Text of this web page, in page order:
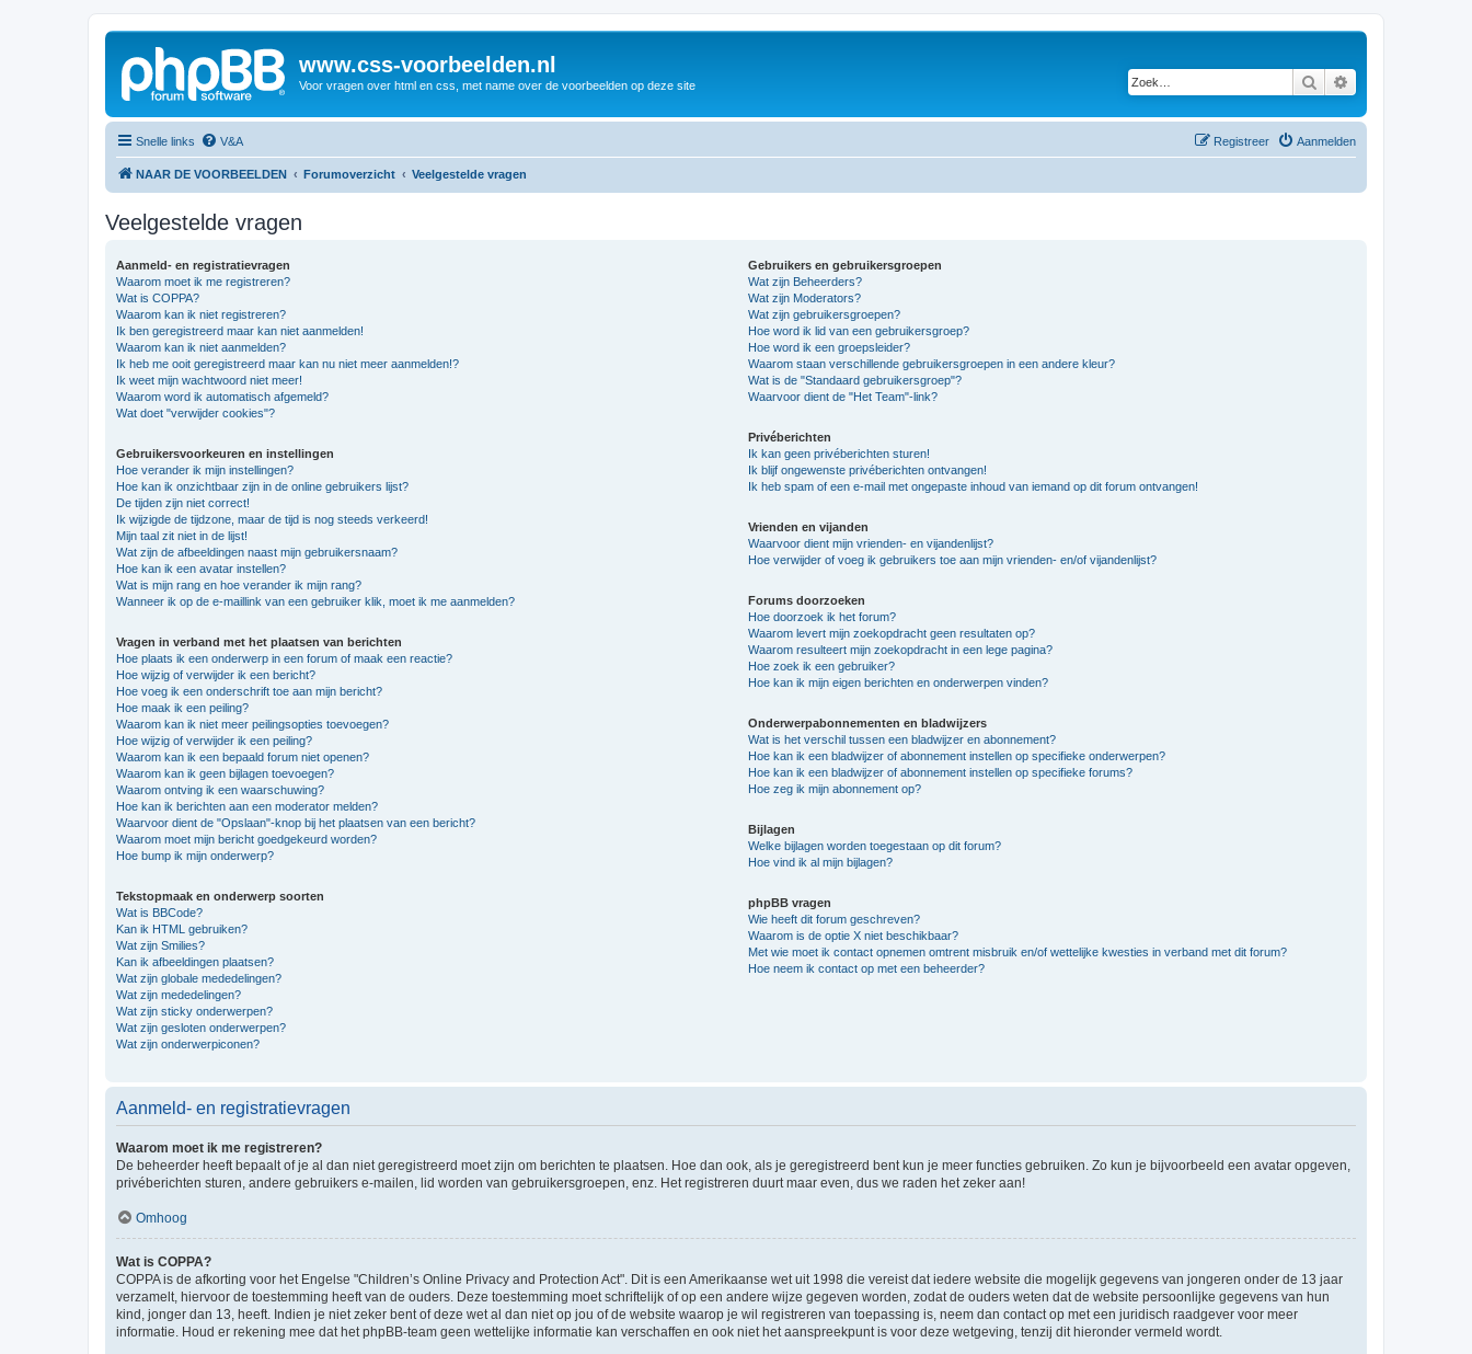
www.css-voorbeelden.nl
Voor vragen over html en css, met name over de voorbeelden op deze site Zoek
Snelle links V&A Aanmelden
Registreer
NAAR DE VOORBEELDEN Forumoverzicht Veelgestelde vragen
Veelgestelde vragen
Aanmeld- en registratievragen
Waarom moet ik me registreren?
Wat is COPPA?
Waarom kan ik niet registreren?
Ik ben geregistreerd maar kan niet aanmelden!
Waarom kan ik niet aanmelden?
Ik heb me ooit geregistreerd maar kan nu niet meer aanmelden!?
Ik weet mijn wachtwoord niet meer!
Waarom word ik automatisch afgemeld?
Wat doet "verwijder cookies"?
Gebruikersvoorkeuren en instellingen
Hoe verander ik mijn instellingen?
Hoe kan ik onzichtbaar zijn in de online gebruikers lijst?
De tijden zijn niet correct!
Ik wijzigde de tijdzone, maar de tijd is nog steeds verkeerd!
Mijn taal zit niet in de lijst!
Wat zijn de afbeeldingen naast mijn gebruikersnaam?
Hoe kan ik een avatar instellen?
Wat is mijn rang en hoe verander ik mijn rang?
Wanneer ik op de e-maillink van een gebruiker klik, moet ik me aanmelden?
Vragen in verband met het plaatsen van berichten
Hoe plaats ik een onderwerp in een forum of maak een reactie?
Hoe wijzig of verwijder ik een bericht?
Hoe voeg ik een onderschrift toe aan mijn bericht?
Hoe maak ik een peiling?
Waarom kan ik niet meer peilingsopties toevoegen?
Hoe wijzig of verwijder ik een peiling?
Waarom kan ik een bepaald forum niet openen?
Waarom kan ik geen bijlagen toevoegen?
Waarom ontving ik een waarschuwing?
Hoe kan ik berichten aan een moderator melden?
Waarvoor dient de "Opslaan"-knop bij het plaatsen van een bericht?
Waarom moet mijn bericht goedgekeurd worden?
Hoe bump ik mijn onderwerp?
Tekstopmaak en onderwerp soorten
Wat is BBCode?
Kan ik HTML gebruiken?
Wat zijn Smilies?
Kan ik afbeeldingen plaatsen?
Wat zijn globale mededelingen?
Wat zijn mededelingen?
Wat zijn sticky onderwerpen?
Wat zijn gesloten onderwerpen?
Wat zijn onderwerpiconen?
Gebruikers en gebruikersgroepen
Wat zijn Beheerders?
Wat zijn Moderators?
Wat zijn gebruikersgroepen?
Hoe word ik lid van een gebruikersgroep?
Hoe word ik een groepsleider?
Waarom staan verschillende gebruikersgroepen in een andere kleur?
Wat is de "Standaard gebruikersgroep"?
Waarvoor dient de "Het Team"-link?
Privéberichten
Ik kan geen privéberichten sturen!
Ik blijf ongewenste privéberichten ontvangen!
Ik heb spam of een e-mail met ongepaste inhoud van iemand op dit forum ontvangen!
Vrienden en vijanden
Waarvoor dient mijn vrienden- en vijandenlijst?
Hoe verwijder of voeg ik gebruikers toe aan mijn vrienden- en/of vijandenlijst?
Forums doorzoeken
Hoe doorzoek ik het forum?
Waarom levert mijn zoekopdracht geen resultaten op?
Waarom resulteert mijn zoekopdracht in een lege pagina?
Hoe zoek ik een gebruiker?
Hoe kan ik mijn eigen berichten en onderwerpen vinden?
Onderwerpabonnementen en bladwijzers
Wat is het verschil tussen een bladwijzer en abonnement?
Hoe kan ik een bladwijzer of abonnement instellen op specifieke onderwerpen?
Hoe kan ik een bladwijzer of abonnement instellen op specifieke forums?
Hoe zeg ik mijn abonnement op?
Bijlagen
Welke bijlagen worden toegestaan op dit forum?
Hoe vind ik al mijn bijlagen?
phpBB vragen
Wie heeft dit forum geschreven?
Waarom is de optie X niet beschikbaar?
Met wie moet ik contact opnemen omtrent misbruik en/of wettelijke kwesties in verband met dit forum?
Hoe neem ik contact op met een beheerder?
Aanmeld- en registratievragen
Waarom moet ik me registreren?
De beheerder heeft bepaalt of je al dan niet geregistreerd moet zijn om berichten te plaatsen. Hoe dan ook, als je geregistreerd bent kun je meer functies gebruiken. Zo kun je bijvoorbeeld een avatar opgeven,
privéberichten sturen, andere gebruikers e-mailen, lid worden van gebruikersgroepen, enz. Het registreren duurt maar even, dus we raden het zeker aan!
Omhoog
Wat is COPPA?
COPPA is de afkorting voor het Engelse "Children’s Online Privacy and Protection Act". Dit is een Amerikaanse wet uit 1998 die vereist dat iedere website die mogelijk gegevens van jongeren onder de 13 jaar
verzamelt, hiervoor de toestemming heeft van de ouders. Deze toestemming moet schriftelijk of op een andere wijze gegeven worden, zodat de ouders weten dat de website persoonlijke gegevens van hun
kind, jonger dan 13, heeft. Indien je niet zeker bent of deze wet al dan niet op jou of de website waarop je wil registreren van toepassing is, neem dan contact op met een juridisch raadgever voor meer
informatie. Houd er rekening mee dat het phpBB-team geen wettelijke informatie kan verschaffen en ook niet het aanspreekpunt is voor deze wetgeving, tenzij dit hieronder vermeld wordt.